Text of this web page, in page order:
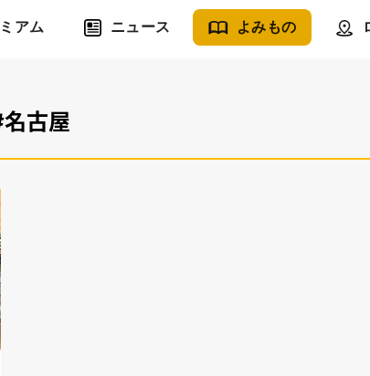
アム ニュース よみもの
古屋